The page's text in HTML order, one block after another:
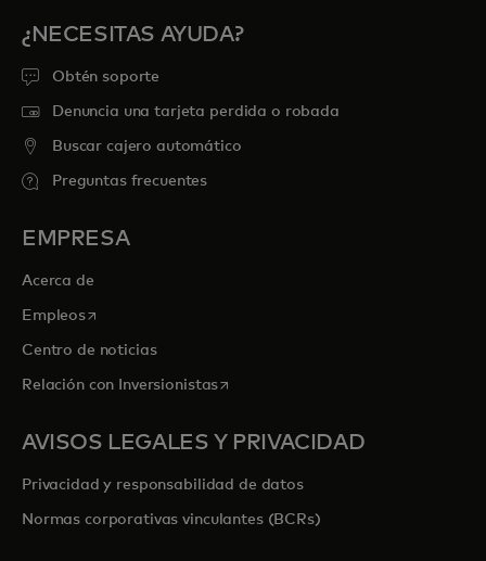
¿NECESITAS AYUDA?
Obtén soporte
Denuncia una tarjeta perdida o robada
Buscar cajero automático
Preguntas frecuentes
EMPRESA
Acerca de
Empleosse abre en una pestaña nueva
Centro de noticias
Relación con Inversionistasse abre en una pestaña nueva
AVISOS LEGALES Y PRIVACIDAD
Privacidad y responsabilidad de datos
Normas corporativas vinculantes (BCRs)